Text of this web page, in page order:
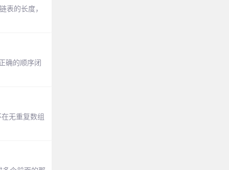
表的长度，
确的顺序闭
无重复数组